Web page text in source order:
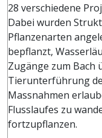
28 verschiedene
Dabei wurden
Pflanzenarten
bepflanzt,
Zugänge zum Bach
Tierunterführung
Massnahmen
Flusslaufes zu
fortzupflanzen.